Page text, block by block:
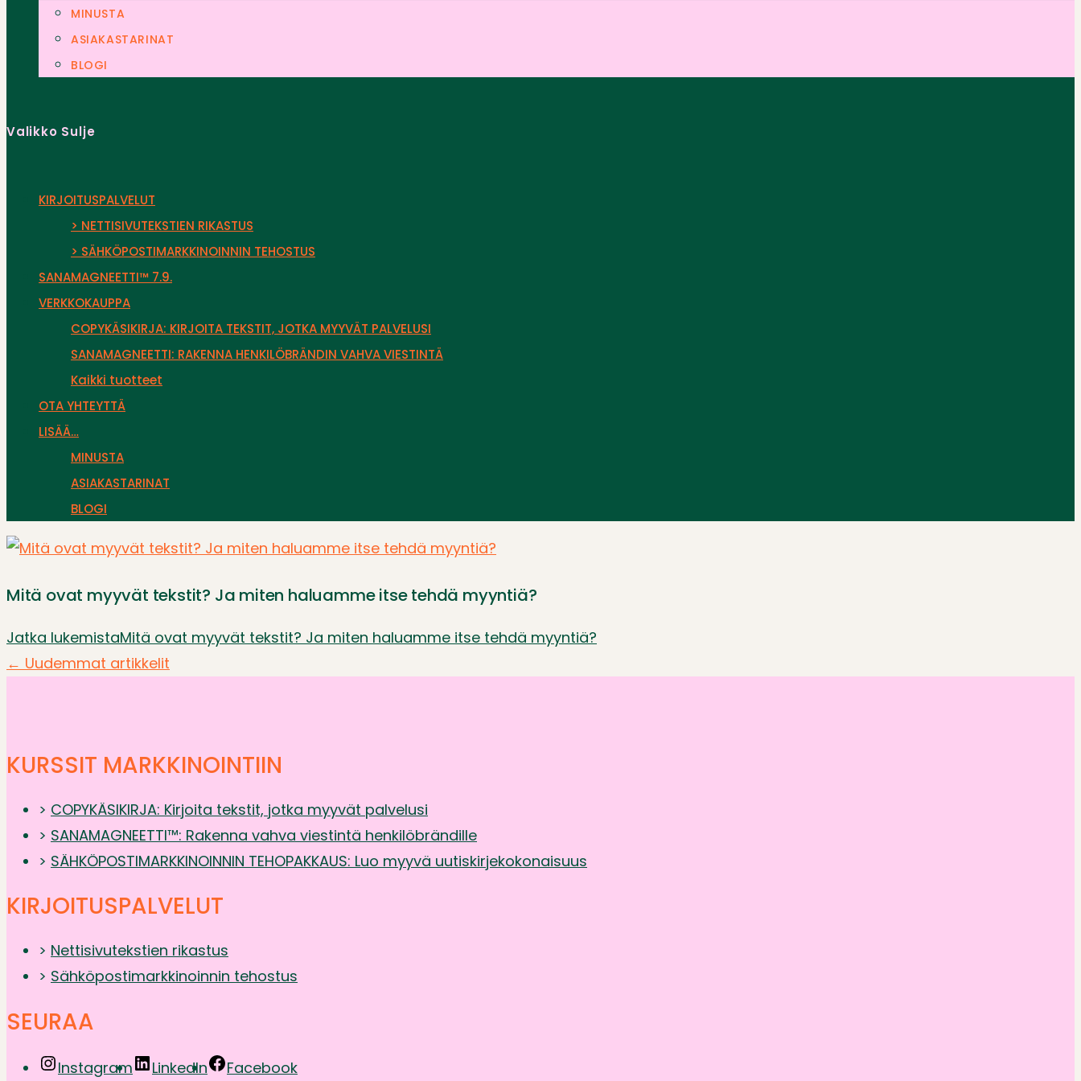
MINUSTA
ASIAKASTARINAT
BLOGI
Valikko Sulje
KIRJOITUSPALVELUT
> NETTISIVUTEKSTIEN RIKASTUS
> SÄHKÖPOSTIMARKKINOINNIN TEHOSTUS
SANAMAGNEETTI™ 7.9.
VERKKOKAUPPA
COPYKÄSIKIRJA: KIRJOITA TEKSTIT, JOTKA MYYVÄT PALVELUSI
SANAMAGNEETTI: RAKENNA HENKILÖBRÄNDIN VAHVA VIESTINTÄ
Kaikki tuotteet
OTA YHTEYTTÄ
LISÄÄ…
MINUSTA
ASIAKASTARINAT
BLOGI
Mitä ovat myyvät tekstit? Ja miten haluamme itse tehdä myyntiä?
Jatka lukemistaMitä ovat myyvät tekstit? Ja miten haluamme itse tehdä myyntiä?
← Uudemmat artikkelit
KURSSIT MARKKINOINTIIN
> COPYKÄSIKIRJA: Kirjoita tekstit, jotka myyvät palvelusi
> SANAMAGNEETTI™: Rakenna vahva viestintä henkilöbrändille
> SÄHKÖPOSTIMARKKINOINNIN TEHOPAKKAUS: Luo myyvä uutiskirjekokonaisuus
KIRJOITUSPALVELUT
> Nettisivutekstien rikastus
> Sähköpostimarkkinoinnin tehostus
SEURAA
Instagram LinkedIn Facebook